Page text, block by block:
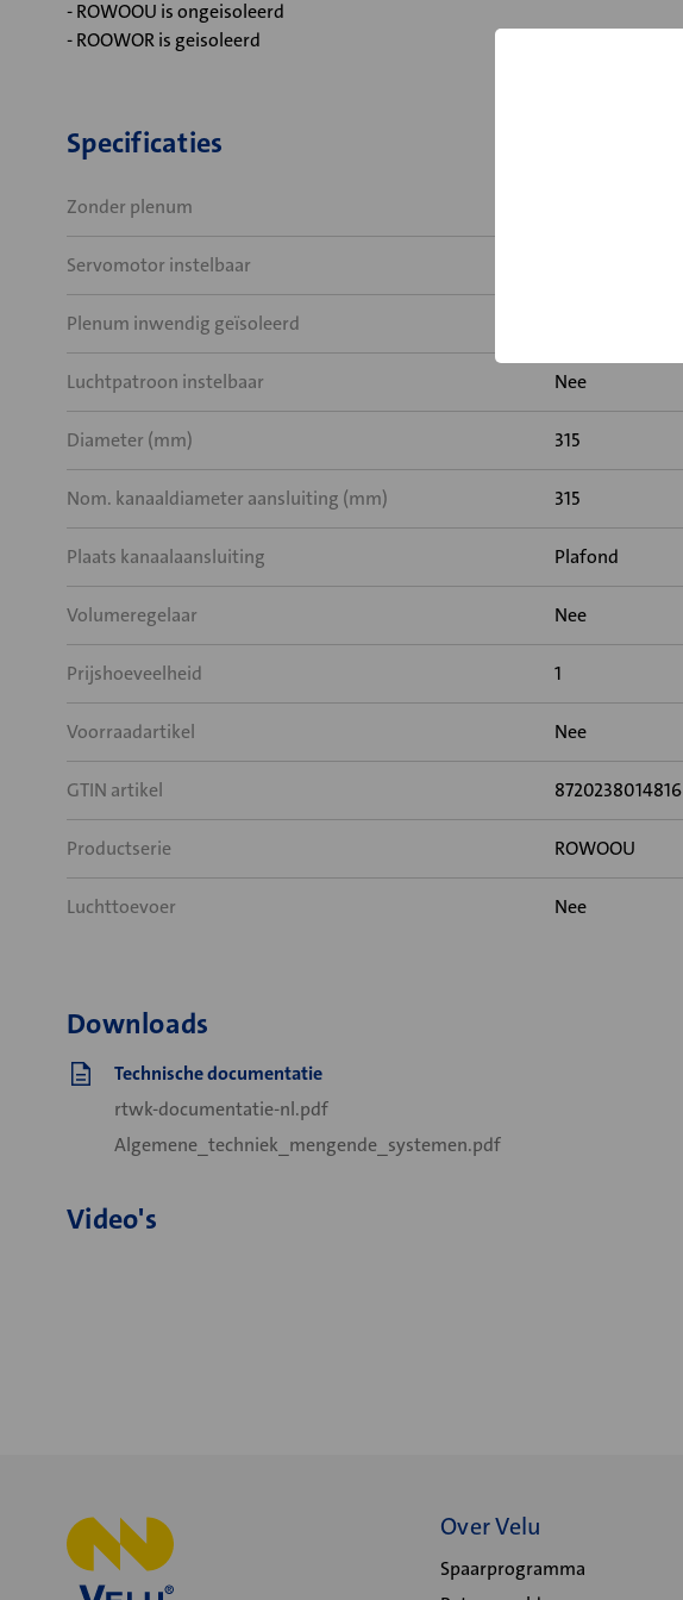
- ROWOOU is ongeisoleerd
- ROOWOR is geisoleerd
Specificaties
Zonder plenum
Servomotor instelbaar
Plenum inwendig geïsoleerd
Luchtpatroon instelbaar Nee
Diameter (mm) 315
Nom. kanaaldiameter aansluiting (mm) 315
Plaats kanaalaansluiting Plafond
Volumeregelaar Nee
Prijshoeveelheid 1
Voorraadartikel Nee
GTIN artikel 8720238014816
Productserie ROWOOU
Luchttoevoer Nee
Downloads
Technische documentatie
rtwk-documentatie-nl.pdf
Algemene_techniek_mengende_systemen.pdf
Video's
Over Velu
Spaarprogramma